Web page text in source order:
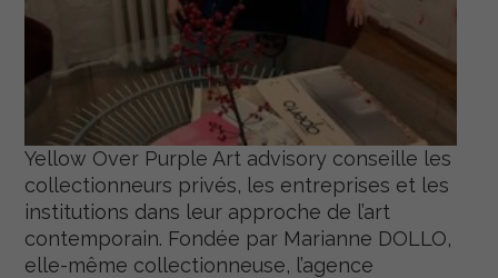
Yellow Over Purple Art advisory conseille les
collectionneurs privés, les entreprises et les
institutions dans leur approche de l’art
contemporain. Fondée par Marianne DOLLO,
elle-même collectionneuse, l’agence